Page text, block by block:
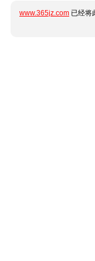
www.365jz.com 已经将